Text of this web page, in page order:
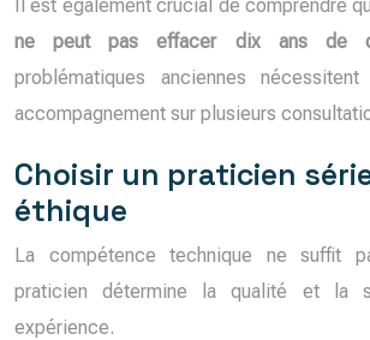
Il est également crucial de comprendre
ne peut pas effacer dix ans de
problématiques anciennes
accompagnement sur plusieurs
Choisir un praticien
éthique
La compétence technique ne suffit
praticien détermine la qualité et la
expérience.